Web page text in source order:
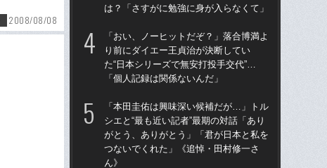
2008/08/08
は？「さすがに勉強に身が入らなくて」
「おい、ノーヒットだぞ？」落合博満よ
り前にダイエー王貞治が決断してい
た“日本シリーズで無安打投手交代”…
「個人記録は関係ないんだ」
「本田圭佑は興味深い候補だが…」トル
シエと“最も近い記者”最期の対話「あり
がとう、ありがとう」「君が日本と私を
つないでくれた」《追悼・田村修一さ
ん》